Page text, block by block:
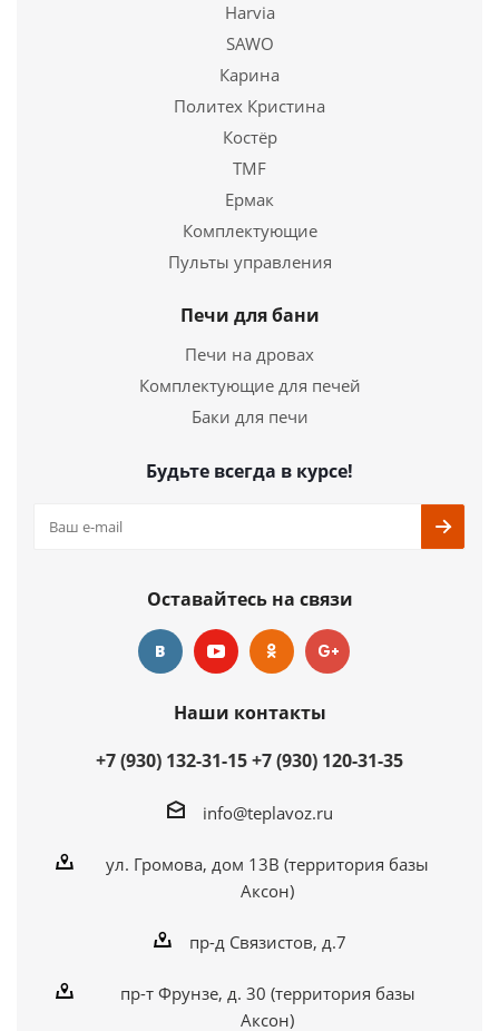
Подробнее
Купить в 1 клик
Harvia
SAWO
Карина
Политех Кристина
Костёр
TMF
Ермак
Комплектующие
Пульты управления
Печи для бани
Печи на дровах
Комплектующие для печей
Баки для печи
Будьте всегда в курсе!
Оставайтесь на связи
Наши контакты
+7 (930) 132-31-15+7 (930) 120-31-35
info@teplavoz.ru
ул. Громова, дом 13В (территория базы
Аксон)
пр-д Связистов, д.7
пр-т Фрунзе, д. 30 (территория базы
Аксон)